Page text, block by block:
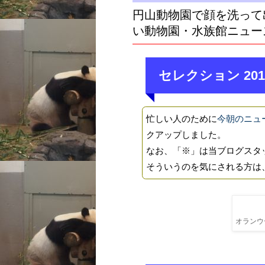
円山動物園で顔を洗っ
い動物園・水族館ニュ
セレクション
忙しい人のために今朝のニュ
クアップしました。
なお、「※」は当ブログスタ
そういうのを気にされる方
オラン